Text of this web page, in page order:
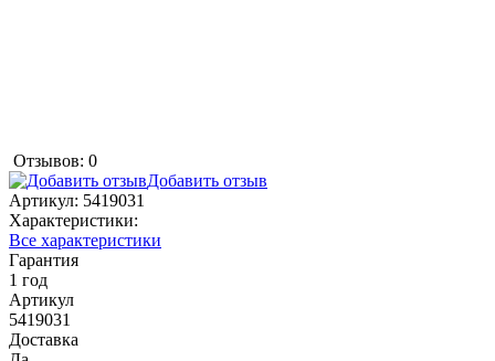
Отзывов: 0
Добавить отзыв
Артикул: 5419031
Характеристики:
Все характеристики
Гарантия
1 год
Артикул
5419031
Доставка